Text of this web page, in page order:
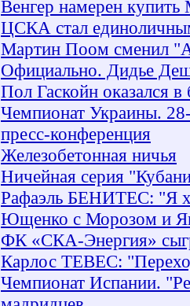
Венгер намерен
ЦСКА стал
Мартин Поом сменил
Официально. Дидье
Пол Гаскойн оказался в
Чемпионат Украины.
пресс-конференция
Железобетонная ничья
Ничейная серия
Рафаэль БЕНИТЕС: "Я
Ющенко с Морозом и
ФК «СКА-Энергия»
Карлос ТЕВЕС:
Чемпионат Испании.